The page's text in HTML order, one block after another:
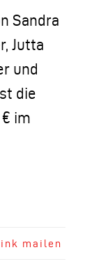
Sandra
Jutta
und
die
im
mailen